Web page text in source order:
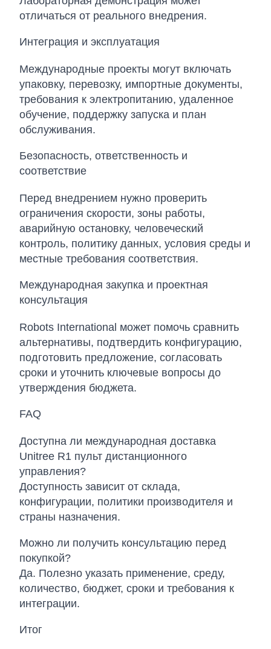
отличаться от реального внедрения.
Интеграция и эксплуатация
Международные проекты могут включать
упаковку, перевозку, импортные документы,
требования к электропитанию, удаленное
обучение, поддержку запуска и план
обслуживания.
Безопасность, ответственность и
соответствие
Перед внедрением нужно проверить
ограничения скорости, зоны работы,
аварийную остановку, человеческий
контроль, политику данных, условия среды и
местные требования соответствия.
Международная закупка и проектная
консультация
Robots International может помочь сравнить
альтернативы, подтвердить конфигурацию,
подготовить предложение, согласовать
сроки и уточнить ключевые вопросы до
утверждения бюджета.
FAQ
Доступна ли международная доставка
Unitree R1 пульт дистанционного
управления?
Доступность зависит от склада,
конфигурации, политики производителя и
страны назначения.
Можно ли получить консультацию перед
покупкой?
Да. Полезно указать применение, среду,
количество, бюджет, сроки и требования к
интеграции.
Итог